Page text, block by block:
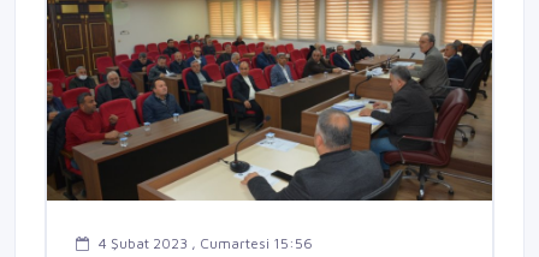
4 Şubat 2023 , Cumartesi 15:56